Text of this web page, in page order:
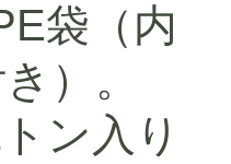
袋（内
）。
ン入り